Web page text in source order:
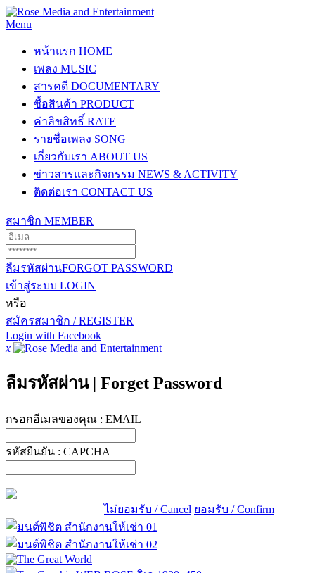
Menu
หน้าแรก HOME
เพลง MUSIC
สารคดี DOCUMENTARY
ซื้อสินค้า PRODUCT
ค่าลิขสิทธิ์ RATE
รายชื่อเพลง SONG
เกี่ยวกับเรา ABOUT US
ข่าวสารและกิจกรรม NEWS & ACTIVITY
ติดต่อเรา CONTACT US
สมาชิก MEMBER
ลืมรหัสผ่านFORGOT PASSWORD
เข้าสู่ระบบ LOGIN
หรือ
สมัครสมาชิก / REGISTER
Login with Facebook
x
ลืมรหัสผ่าน | Forget Password
กรอกอีเมลของคุณ : EMAIL
รหัสยืนยัน : CAPCHA
ไม่ยอมรับ / Cancel ยอมรับ / Confirm